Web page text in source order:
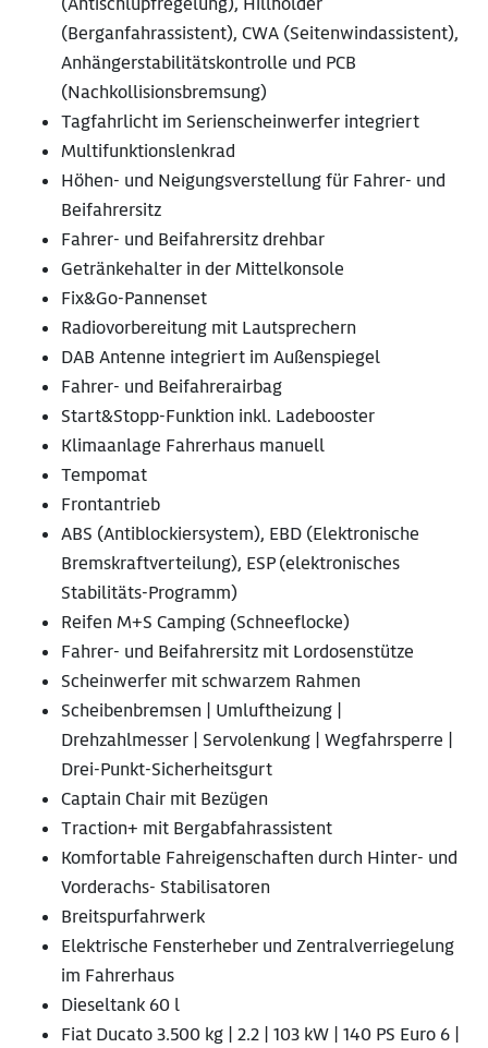
(Berganfahrassistent), CWA (Seitenwindassistent),
Anhängerstabilitätskontrolle und PCB
(Nachkollisionsbremsung)
Tagfahrlicht im Serienscheinwerfer integriert
Multifunktionslenkrad
Höhen- und Neigungsverstellung für Fahrer- und
Beifahrersitz
Fahrer- und Beifahrersitz drehbar
Getränkehalter in der Mittelkonsole
Fix&Go-Pannenset
Radiovorbereitung mit Lautsprechern
DAB Antenne integriert im Außenspiegel
Fahrer- und Beifahrerairbag
Start&Stopp-Funktion inkl. Ladebooster
Klimaanlage Fahrerhaus manuell
Tempomat
Frontantrieb
ABS (Antiblockiersystem), EBD (Elektronische
Bremskraftverteilung), ESP (elektronisches
Stabilitäts-Programm)
Reifen M+S Camping (Schneeflocke)
Fahrer- und Beifahrersitz mit Lordosenstütze
Scheinwerfer mit schwarzem Rahmen
Scheibenbremsen | Umluftheizung |
Drehzahlmesser | Servolenkung | Wegfahrsperre |
Drei-Punkt-Sicherheitsgurt
Captain Chair mit Bezügen
Traction+ mit Bergabfahrassistent
Komfortable Fahreigenschaften durch Hinter- und
Vorderachs- Stabilisatoren
Breitspurfahrwerk
Elektrische Fensterheber und Zentralverriegelung
im Fahrerhaus
Dieseltank 60 l
Fiat Ducato 3.500 kg | 2.2 | 103 kW | 140 PS Euro 6 |